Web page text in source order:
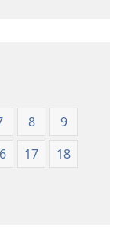
Tradiksyon
monn
nouvo
a
8
9
17
18